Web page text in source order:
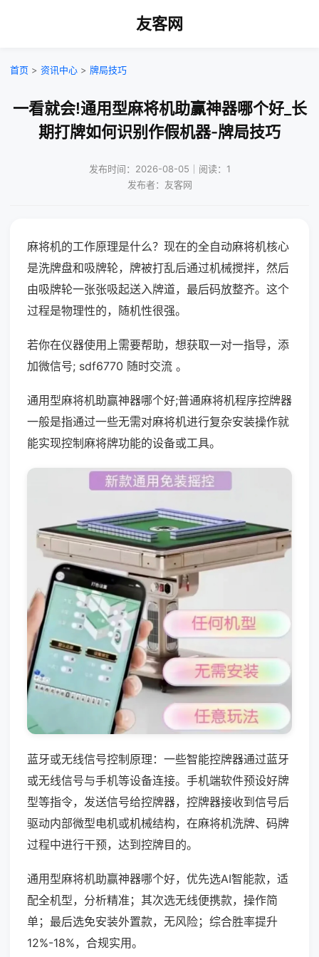
友客网
首页 > 资讯中心 > 牌局技巧
一看就会!通用型麻将机助赢神器哪个好_长
期打牌如何识别作假机器-牌局技巧
发布时间：2026-08-05｜阅读：1
发布者：友客网
麻将机的工作原理是什么？现在的全自动麻将机核心
是洗牌盘和吸牌轮，牌被打乱后通过机械搅拌，然后
由吸牌轮一张张吸起送入牌道，最后码放整齐。这个
过程是物理性的，随机性很强。
若你在仪器使用上需要帮助，想获取一对一指导，添
加微信号; sdf6770 随时交流 。
通用型麻将机助赢神器哪个好;普通麻将机程序控牌器
一般是指通过一些无需对麻将机进行复杂安装操作就
能实现控制麻将牌功能的设备或工具。
蓝牙或无线信号控制原理：一些智能控牌器通过蓝牙
或无线信号与手机等设备连接。手机端软件预设好牌
型等指令，发送信号给控牌器，控牌器接收到信号后
驱动内部微型电机或机械结构，在麻将机洗牌、码牌
过程中进行干预，达到控牌目的。
通用型麻将机助赢神器哪个好，优先选AI智能款，适
配全机型，分析精准；其次选无线便携款，操作简
单；最后选免安装外置款，无风险；综合胜率提升
12%-18%，合规实用。